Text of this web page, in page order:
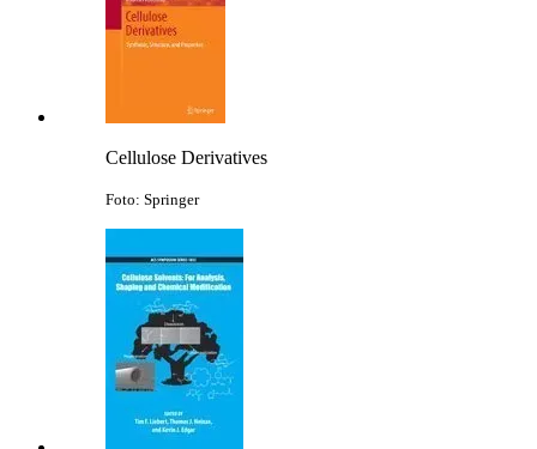
Cellulose Derivatives
Foto: Springer